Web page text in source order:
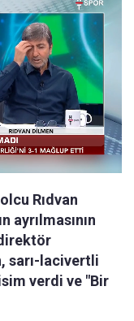
Rıdvan
ayrılmasının
sarı-lacivertli
verdi ve "Bir